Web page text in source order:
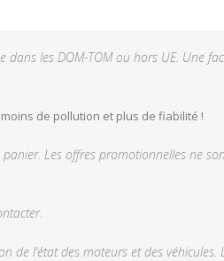
les DOM-TOM ou hors UE. Une
de pollution et plus de fiabilité !
Les offres promotionnelles ne
de l’état des moteurs et des véhicules.